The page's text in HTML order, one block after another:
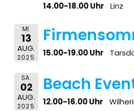
14.00-18.00 Uhr Linz
MI.
13
AUG.
2025 15.00-19.00 Uhr
SA.
02
AUG.
2025
Beach
12.00-16.00 Uhr